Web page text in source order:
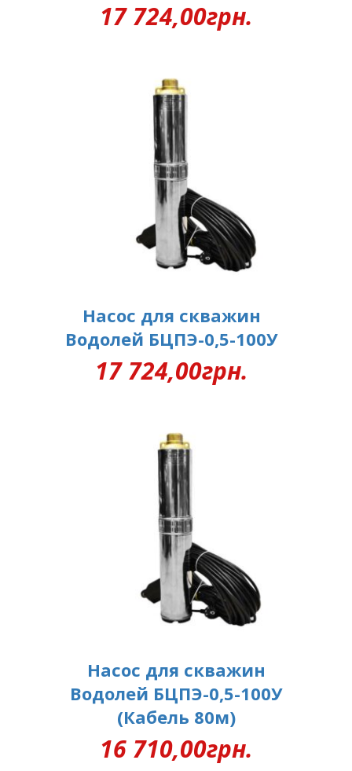
17 724,00грн.
Насос для скважин
Водолей БЦПЭ-0,5-100У
17 724,00грн.
Насос для скважин
Водолей БЦПЭ-0,5-100У
(Кабель 80м)
16 710,00грн.